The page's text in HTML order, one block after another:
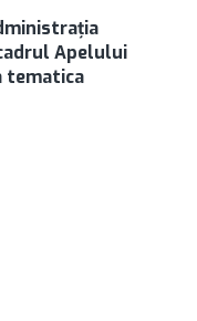
Apelului
tematica